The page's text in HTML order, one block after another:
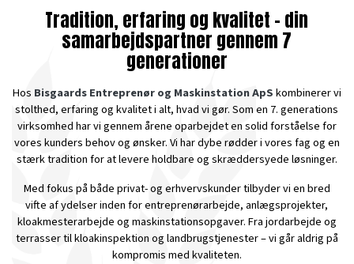
Tradition, erfaring og kvalitet – din
samarbejdspartner gennem 7
generationer
Hos Bisgaards Entreprenør og Maskinstation ApSkombinerer vi
stolthed, erfaring og kvalitet i alt, hvad vi gør. Som en 7. generations
virksomhed har vi gennem årene oparbejdet en solid forståelse for
vores kunders behov og ønsker. Vi har dybe rødder i vores fag og en
stærk tradition for at levere holdbare og skræddersyede løsninger.
Med fokus på både privat- og erhvervskunder tilbyder vi en bred
vifte af ydelser inden for entreprenørarbejde, anlægsprojekter,
kloakmesterarbejde og maskinstationsopgaver. Fra jordarbejde og
terrasser til kloakinspektion og landbrugstjenester – vi går aldrig på
kompromis med kvaliteten.